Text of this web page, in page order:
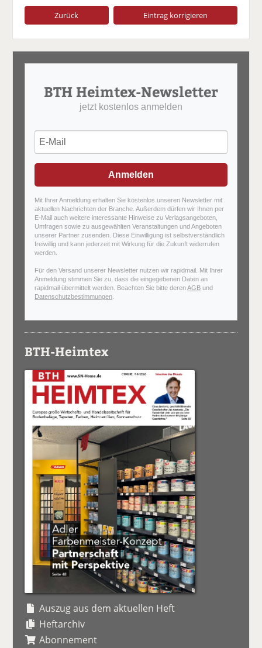
Zurück Eintrag korrigieren
BTH Heimtex-Newsletter
jetzt kostenlos anmelden
Anmelden
Mit Ihrer Anmeldung erhalten Sie kostenlos unseren Newsletter mit
aktuellen Nachrichten der Branche. Außerdem dürfen wir Ihnen per
E-Mail auch weitere interessante Hinweise zu Verlagsangeboten,
Umfragen sowie zu ausgewählten Veranstaltungen und Angeboten
unserer Partner zusenden. Diese Einwilligung ist selbstverständlich
freiwillig und kann jederzeit mit Wirkung für die Zukunft widerrufen
werden.
Für den Versand unserer Newsletter nutzen wir rapidmail. Mit Ihrer
Anmeldung stimmen Sie zu, dass die eingegebenen Daten an
rapidmail übermittelt werden. Beachten Sie bitte derenAGB und
Datenschutzbestimmungen
BTH-Heimtex
Auszug aus dem aktuellen Heft
Heftarchiv
Abonnement